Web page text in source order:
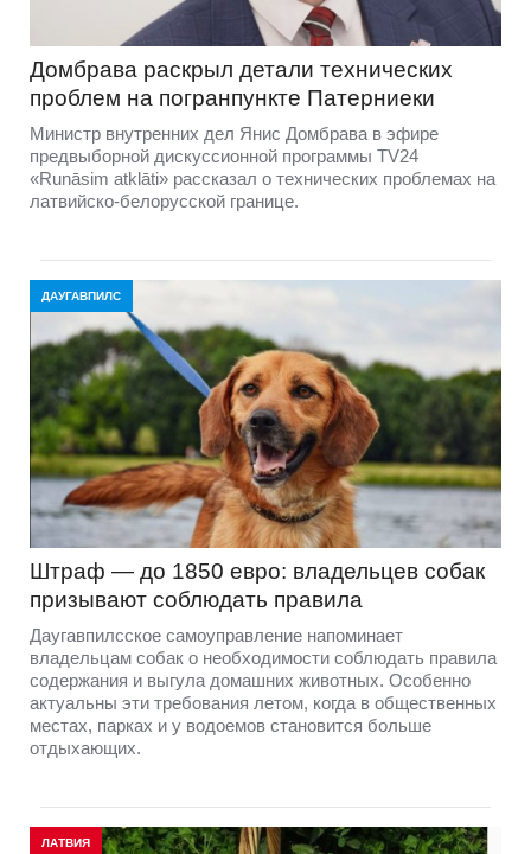
Домбравa раскрыл детали технических
проблем на погранпункте Патерниеки
Министр внутренних дел Янис Домбрава в эфире
предвыборной дискуссионной программы TV24
«Runāsim atklāti» рассказал о технических проблемах на
латвийско-белорусской границе.
ДАУГАВПИЛС
Штраф — до 1850 евро: владельцев собак
призывают соблюдать правила
Даугавпилсское самоуправление напоминает
владельцам собак о необходимости соблюдать правила
содержания и выгула домашних животных. Особенно
актуальны эти требования летом, когда в общественных
местах, парках и у водоемов становится больше
отдыхающих.
ЛАТВИЯ